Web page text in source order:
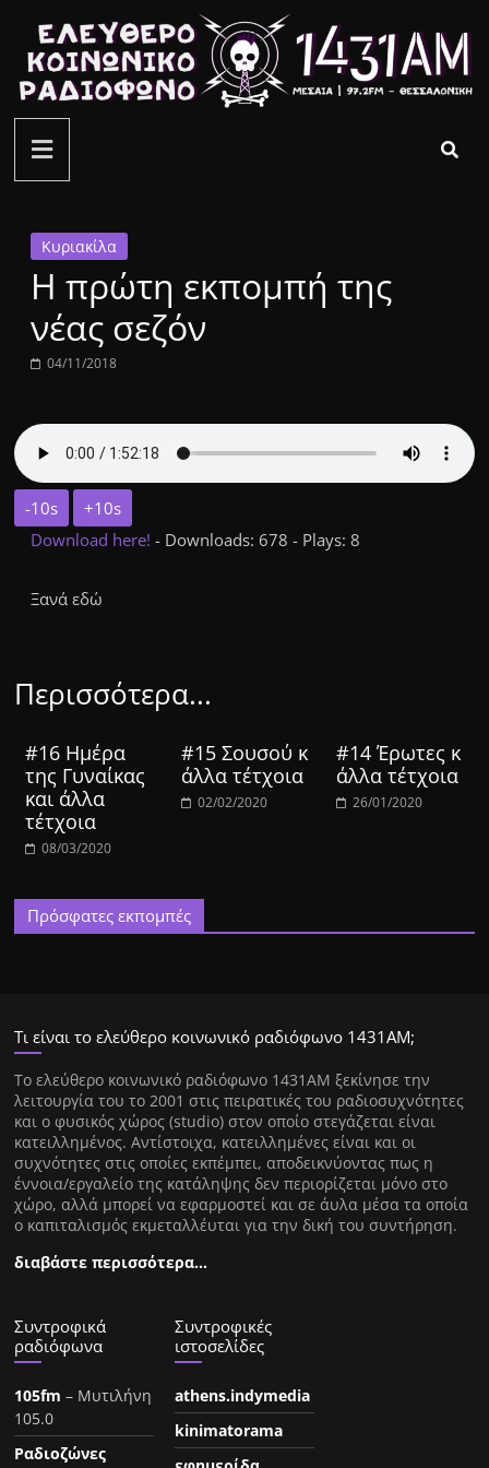
περιεχόμενο
ελεύθερο
κοινωνικό
ραδιόφωνο
1431AM
Κυριακίλα
Η πρώτη εκπομπή της
νέας σεζόν
04/11/2018
-10s
+10s
Download here!- Downloads: 678 - Plays: 8
Ξανά εδώ
Περισσότερα...
#16 Ημέρα
της Γυναίκας
και άλλα
τέτχοια
08/03/2020
#15 Σουσού κ
άλλα τέτχοια
02/02/2020
#14 Έρωτες κ
άλλα τέτχοια
26/01/2020
Πρόσφατες εκπομπές
Τι είναι το ελεύθερο κοινωνικό ραδιόφωνο 1431ΑΜ;
Tο ελεύθερο κοινωνικό ραδιόφωνο 1431AM ξεκίνησε την
λειτουργία του το 2001 στις πειρατικές του ραδιοσυχνότητες
και ο φυσικός χώρος (studio) στον οποίο στεγάζεται είναι
κατειλλημένος. Αντίστοιχα, κατειλλημένες είναι και οι
συχνότητες στις οποίες εκπέμπει, αποδεικνύοντας πως η
έννοια/εργαλείο της κατάληψης δεν περιορίζεται μόνο στο
χώρο, αλλά μπορεί να εφαρμοστεί και σε άυλα μέσα τα οποία
ο καπιταλισμός εκμεταλλέυται για την δική του συντήρηση.
διαβάστε περισσότερα…
Συντροφικά
ραδιόφωνα
105fm – Μυτιλήνη
105.0
Ραδιοζώνες
Συντροφικές
ιστοσελίδες
athens.indymedia
kinimatorama